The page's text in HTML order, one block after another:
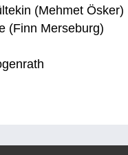
(Mehmet Ösker)
(Finn Merseburg)